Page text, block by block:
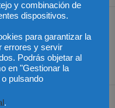
El pasaporte COVID
incrementa la venta de
seguros de viaje
y combinación de
dispositivos.
para garantizar la
errores y servir
Podrás objetar al
en "Gestionar la
pulsando
.